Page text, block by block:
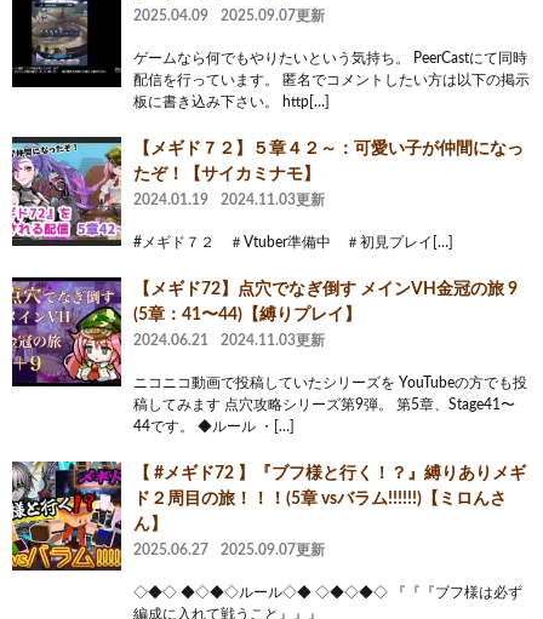
2025.04.09 2025.09.07更新
ゲームなら何でもやりたいという気持ち。 PeerCastにて同時
配信を行っています。 匿名でコメントしたい方は以下の掲示
板に書き込み下さい。 http[…]
【メギド７２】５章４２～：可愛い子が仲間になっ
たぞ！【サイカミナモ】
2024.01.19 2024.11.03更新
#メギド７２ ＃Vtuber準備中 ＃初見プレイ[…]
【メギド72】点穴でなぎ倒す メインVH金冠の旅 9
(5章：41〜44)【縛りプレイ】
2024.06.21 2024.11.03更新
ニコニコ動画で投稿していたシリーズを YouTubeの方でも投
稿してみます 点穴攻略シリーズ第9弾。 第5章、Stage41〜
44です。 ◆ルール ・[…]
【 #メギド72 】『ブフ様と行く！？』縛りありメギ
ド２周目の旅！！！(5章 vsバラム!!!!!!)【ミロんさ
ん】
2025.06.27 2025.09.07更新
◇◆◇ ◆◇◆◇ルール◇◆ ◇◆◇◆◇ 『『『ブフ様は必ず
編成に入れて戦うこと』』』